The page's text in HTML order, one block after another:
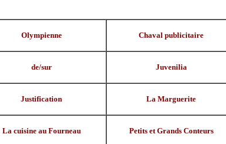
Olympienne Chaval publicitaire
de/sur Juvenilia
Justification La Marguerite
La cuisine au Fourneau Petits et Grands Conteurs